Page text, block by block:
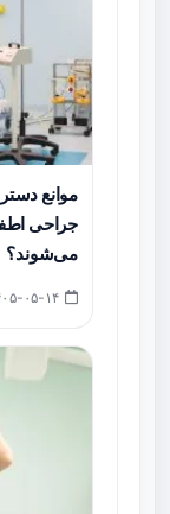
موانع
جراحی
می‌شوند؟